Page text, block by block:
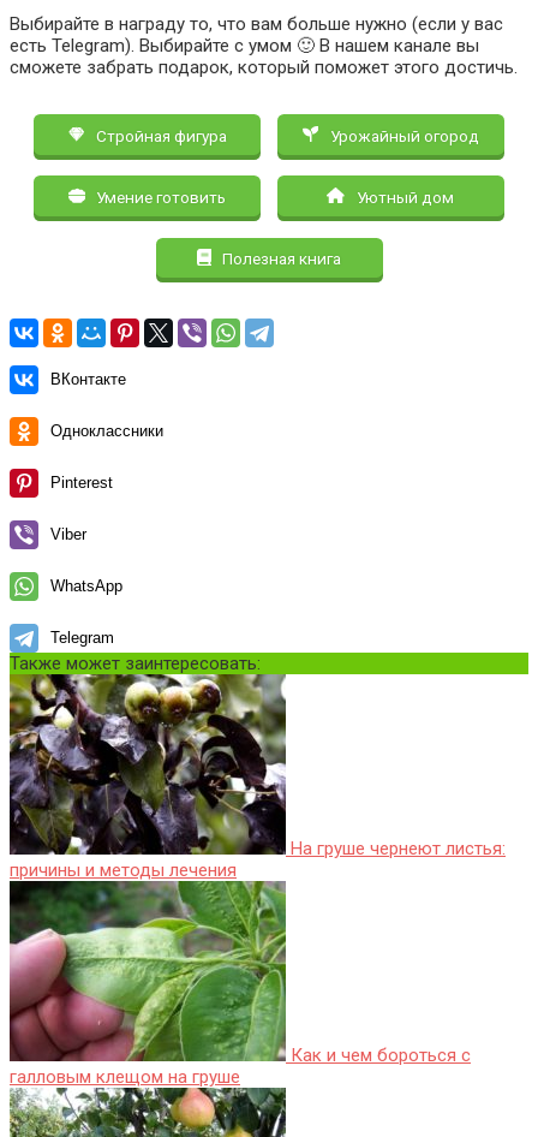
Выбирайте в награду то, что вам больше нужно (если у вас
есть Telegram). Выбирайте с умом 🙂 В нашем канале вы
сможете забрать подарок, который поможет этого достичь.
Стройная фигура Урожайный огород
Умение готовить Уютный дом
Полезная книга
ВКонтакте
Одноклассники
Pinterest
Viber
WhatsApp
Telegram
Также может заинтересовать:
На груше чернеют листья:
причины и методы лечения
Как и чем бороться с
галловым клещом на груше